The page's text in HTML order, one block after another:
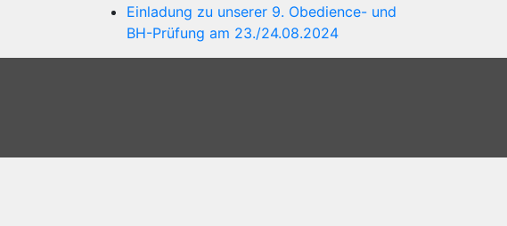
Einladung zu unserer 9. Obedience- und
BH-Prüfung am 23./24.08.2024